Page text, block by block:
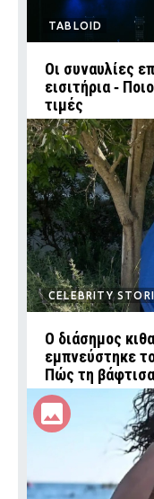
TABLOID
Οι συναυλίες
εισιτήρια ‑
τιμές
CELEBRITY
Ο διάσημος
εμπνεύστηκε
Πώς τη